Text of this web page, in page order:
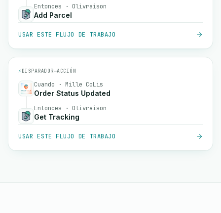
Entonces · Olivraison
Add Parcel
USAR ESTE FLUJO DE TRABAJO
⚡ DISPARADOR→ACCIÓN
Cuando · Mille CoLis
Order Status Updated
Entonces · Olivraison
Get Tracking
USAR ESTE FLUJO DE TRABAJO